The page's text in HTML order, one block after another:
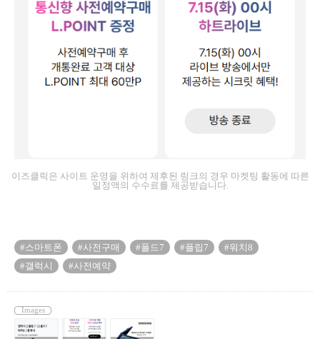
이즈클릭은 사이트 운영을 위하여 제후된 링크의 경우 마켓팅 활동에 따른
일정액의 수수료를 제공받습니다.
#스마트폰 #사전구매 #폴드7 #플립7
#워치8
#갤럭시
#사전예약
Images